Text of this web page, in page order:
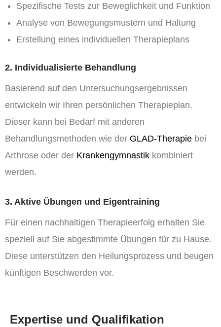
Spezifische Tests zur Beweglichkeit und Funktion
Analyse von Bewegungsmustern und Haltung
Erstellung eines individuellen Therapieplans
2. Individualisierte Behandlung
Basierend auf den Untersuchungsergebnissen
entwickeln wir Ihren persönlichen Therapieplan.
Dieser kann bei Bedarf mit anderen
Behandlungsmethoden wie der GLAD-Therapie bei
Arthrose oder der Krankengymnastik kombiniert
werden.
3. Aktive Übungen und Eigentraining
Für einen nachhaltigen Therapieerfolg erhalten Sie
speziell auf Sie abgestimmte Übungen für zu Hause.
Diese unterstützen den Heilungsprozess und beugen
künftigen Beschwerden vor.
Expertise und Qualifikation